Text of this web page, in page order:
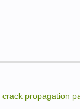
crack propagation